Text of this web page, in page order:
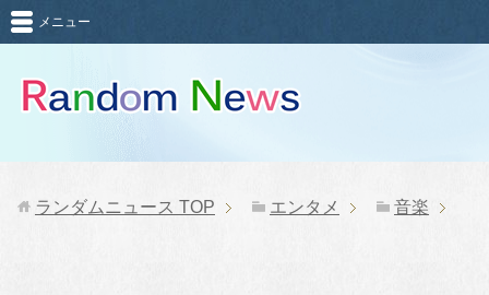
メニュー
ランダムニュース TOP エンタメ 音楽